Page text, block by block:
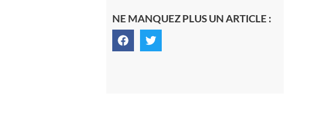
NE MANQUEZ PLUS UN ARTICLE :